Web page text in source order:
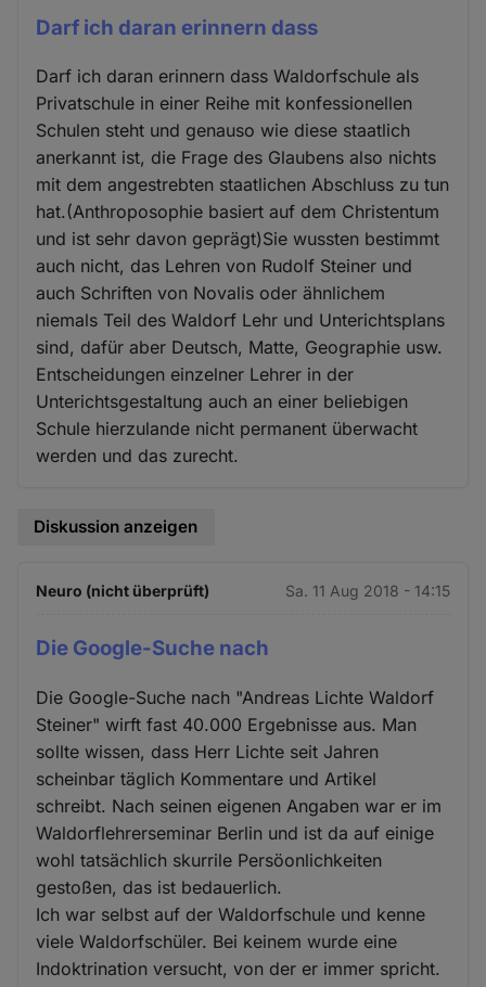
Darf ich daran erinnern dass
Darf ich daran erinnern dass Waldorfschule als
Privatschule in einer Reihe mit konfessionellen
Schulen steht und genauso wie diese staatlich
anerkannt ist, die Frage des Glaubens also nichts
mit dem angestrebten staatlichen Abschluss zu tun
hat.(Anthroposophie basiert auf dem Christentum
und ist sehr davon geprägt)Sie wussten bestimmt
auch nicht, das Lehren von Rudolf Steiner und
auch Schriften von Novalis oder ähnlichem
niemals Teil des Waldorf Lehr und Unterichtsplans
sind, dafür aber Deutsch, Matte, Geographie usw.
Entscheidungen einzelner Lehrer in der
Unterichtsgestaltung auch an einer beliebigen
Schule hierzulande nicht permanent überwacht
werden und das zurecht.
Diskussion anzeigen
Neuro (nicht überprüft) Sa. 11 Aug 2018 - 14:15
Die Google-Suche nach
Die Google-Suche nach "Andreas Lichte Waldorf
Steiner" wirft fast 40.000 Ergebnisse aus. Man
sollte wissen, dass Herr Lichte seit Jahren
scheinbar täglich Kommentare und Artikel
schreibt. Nach seinen eigenen Angaben war er im
Waldorflehrerseminar Berlin und ist da auf einige
wohl tatsächlich skurrile Persöonlichkeiten
gestoßen, das ist bedauerlich.
Ich war selbst auf der Waldorfschule und kenne
viele Waldorfschüler. Bei keinem wurde eine
Indoktrination versucht, von der er immer spricht.